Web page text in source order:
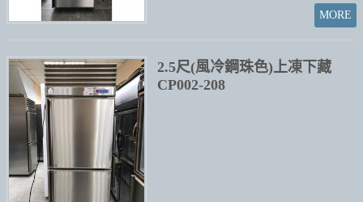
2.5尺(風冷鋼珠色)上凍下藏
CP002-208